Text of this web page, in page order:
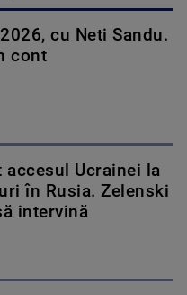
cu Neti Sandu.
cont
accesul Ucrainei la
în Rusia. Zelenski
intervină